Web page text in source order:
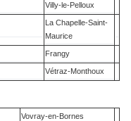
Villy-le-Pelloux
La Chapelle-Saint-
Maurice
Frangy
Vétraz-Monthoux
Vovray-en-Bornes